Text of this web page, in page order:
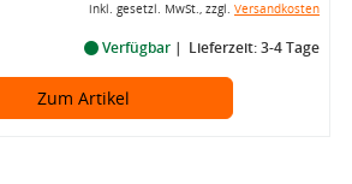
inkl. gesetzl. MwSt., zzgl. Versandkosten
Verfügbar Lieferzeit: 3-4 Tage
Zum Artikel